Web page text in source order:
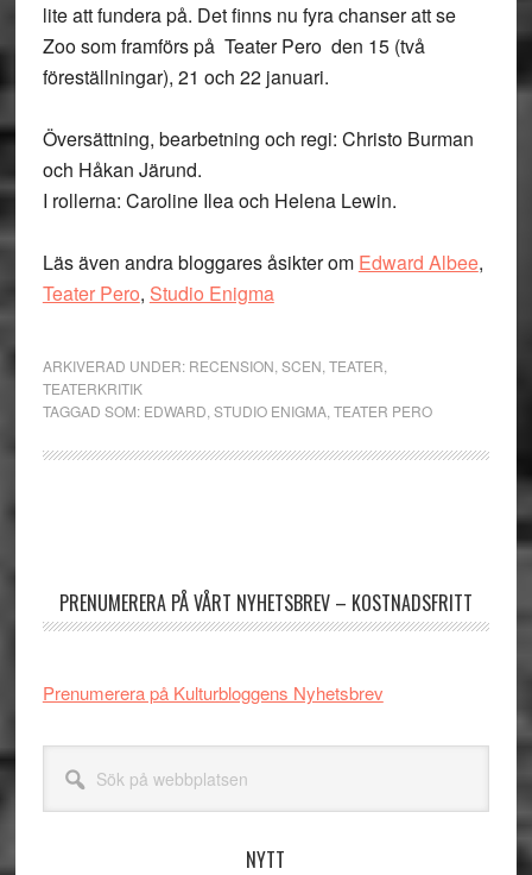
lite att fundera på. Det finns nu fyra chanser att se
Zoo som framförs på Teater Pero den 15 (två
föreställningar), 21 och 22 januari.
Översättning, bearbetning och regi: Christo Burman
och Håkan Järund.
I rollerna: Caroline Ilea och Helena Lewin.
Läs även andra bloggares åsikter om Edward Albee,
Teater Pero, Studio Enigma
ARKIVERAD UNDER: RECENSION SCEN TEATER
TEATERKRITIK
TAGGAD SOM: EDWARD STUDIO ENIGMA, TEATER PERO
PRENUMERERA PÅ VÅRT NYHETSBREV – KOSTNADSFRITT
Prenumerera på Kulturbloggens Nyhetsbrev
webbplatsen
NYTT